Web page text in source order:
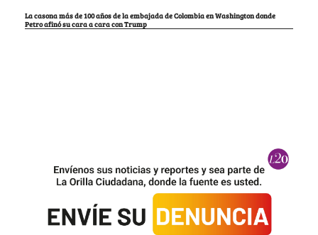
La casona más de 100 años de la embajada de Colombia en Washington donde
Petro afinó su cara a cara con Trump